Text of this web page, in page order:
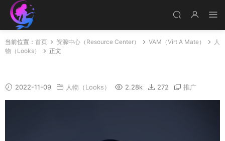
当前位置： 首页 资源中心（Resource Center） VAM（Virt A Mate）
人
物（Looks）
正文
2022-11-09 人物（Looks） 2.28k 272 推广